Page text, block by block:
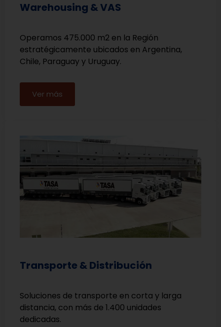
Warehousing & VAS
Operamos 475.000 m2 en la Región
estratégicamente ubicados en Argentina,
Chile, Paraguay y Uruguay.
Ver más
Transporte & Distribución
Soluciones de transporte en corta y larga
distancia, con más de 1.400 unidades
dedicadas.